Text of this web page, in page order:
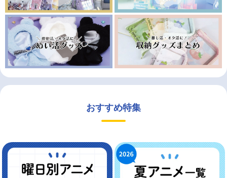
おすすめ特集